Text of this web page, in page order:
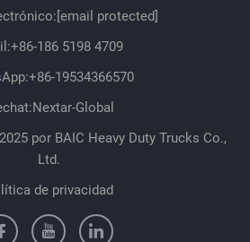
[email protected]
+86-186 5198 4709
+86-19534366570
Global
por BAIC Heavy Duty Trucks Co.,
Ltd.
de privacidad